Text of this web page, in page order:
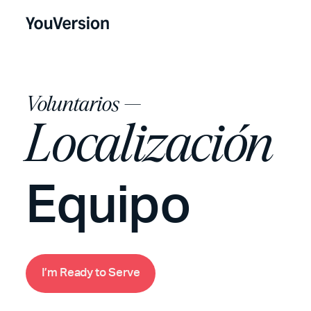
Voluntarios —
Localización
Equipo
I’m ReadytoServe